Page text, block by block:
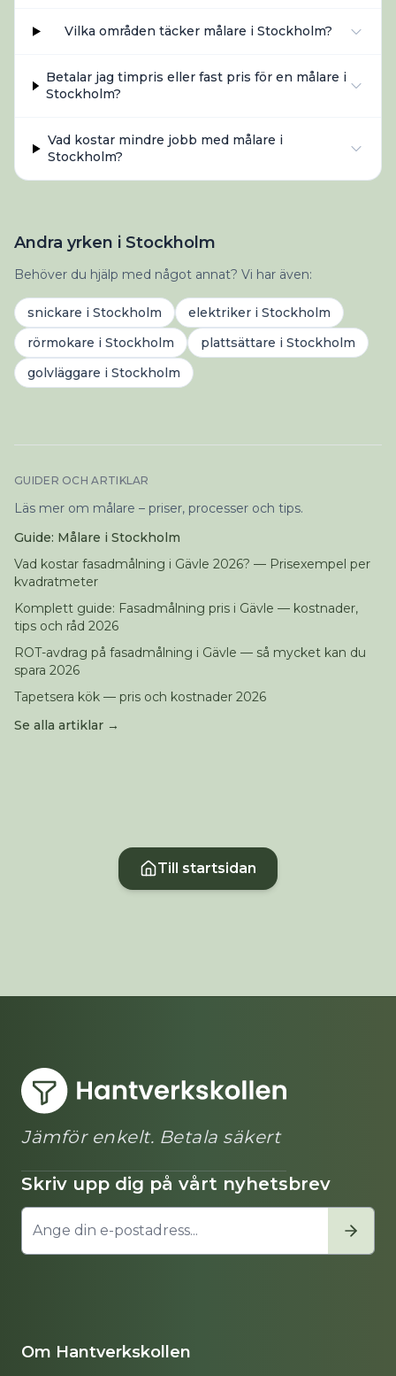
Vilka områden täcker målare i Stockholm?
Betalar jag timpris eller fast pris för en målare i
Stockholm?
Vad kostar mindre jobb med målare i
Stockholm?
Andra yrken i Stockholm
Behöver du hjälp med något annat? Vi har även:
snickare i Stockholm elektriker i Stockholm
rörmokare i Stockholm plattsättare i Stockholm
golvläggare i Stockholm
GUIDER OCH ARTIKLAR
Läs mer om målare – priser, processer och tips.
Guide: Målare i Stockholm
Vad kostar fasadmålning i Gävle 2026? — Prisexempel per
kvadratmeter
Komplett guide: Fasadmålning pris i Gävle — kostnader,
tips och råd 2026
ROT-avdrag på fasadmålning i Gävle — så mycket kan du
spara 2026
Tapetsera kök — pris och kostnader 2026
Se alla artiklar →
Till startsidan
Jämför enkelt. Betala säkert
Skriv upp dig på vårt nyhetsbrev
Om Hantverkskollen